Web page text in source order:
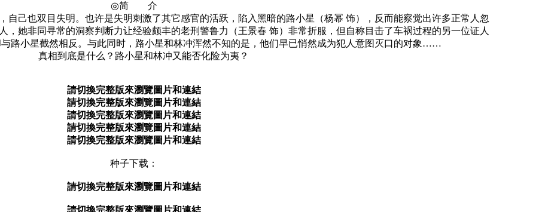
◎简 介
己也双目失明。也许是失明刺激了其它感官的活跃，陷入黑暗的路小星（杨幂 饰），反而能察觉出许多正常人忽
，她非同寻常的洞察判断力让经验颇丰的老刑警鲁力（王景春 饰）非常折服，但自称目击了车祸过程的另一位证人
路小星截然相反。与此同时，路小星和林冲浑然不知的是，他们早已悄然成为犯人意图灭口的对象……
真相到底是什么？路小星和林冲又能否化险为夷？
請切換完整版來瀏覽圖片和連結
請切換完整版來瀏覽圖片和連結
請切換完整版來瀏覽圖片和連結
請切換完整版來瀏覽圖片和連結
請切換完整版來瀏覽圖片和連結
种子下载：
請切換完整版來瀏覽圖片和連結
請切換完整版來瀏覽圖片和連結